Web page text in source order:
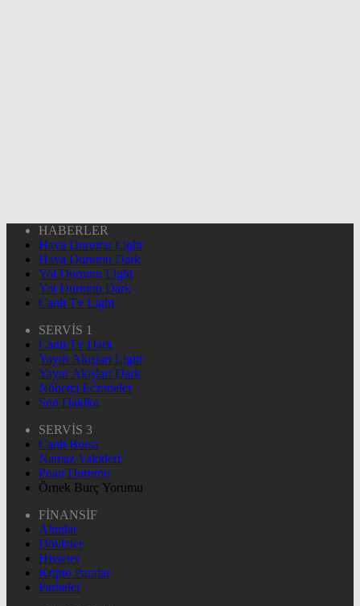
HABERLER
Hava Durumu Light
Hava Durumu Dark
Yol Durumu Light
Yol Durumu Dark
Canlı Tv Light
SERVİS 1
Canlı Tv Dark
Yayın Akışları Light
Yayın Akışları Dark
Nöbetçi Eczaneler
Son Dakika
SERVİS 3
Canlı Borsa
Namaz Vakitleri
Puan Durumu
Örnek Burç Yorumu
FİNANSİF
Altınlar
Dövizler
Hisseler
Kripto Paralar
Pariteler